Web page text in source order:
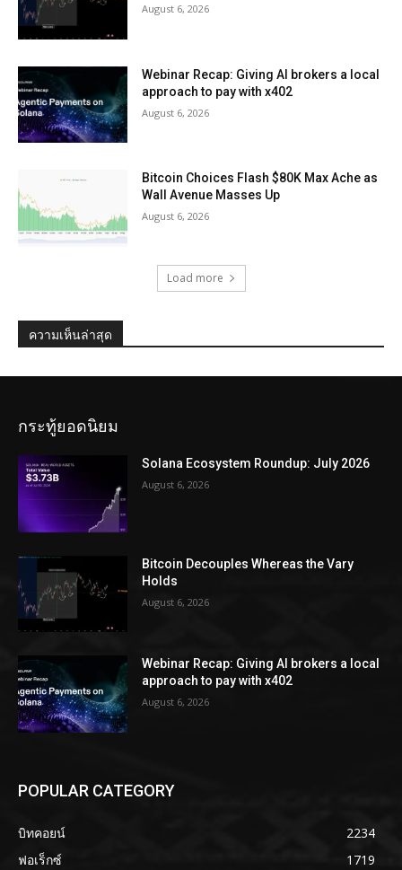
August 6, 2026
Webinar Recap: Giving AI brokers a local
approach to pay with x402
August 6, 2026
Bitcoin Choices Flash $80K Max Ache as
Wall Avenue Masses Up
August 6, 2026
Load more
ความเห็นล่าสุด
กระทู้ยอดนิยม
Solana Ecosystem Roundup: July 2026
August 6, 2026
Bitcoin Decouples Whereas the Vary
Holds
August 6, 2026
Webinar Recap: Giving AI brokers a local
approach to pay with x402
August 6, 2026
POPULAR CATEGORY
บิทคอยน์
2234
ฟอเร็กซ์
1719